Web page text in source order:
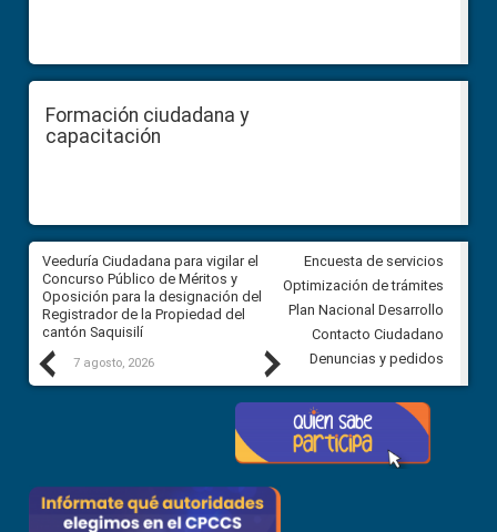
Formación ciudadana y
capacitación
Previous
Veeduría Ciudadana para vigilar el
Concurso Público de Méritos y
Oposición para la designación del
Registrador de la Propiedad del
cantón Saquisilí
7 agosto, 2026
Veeduría Ciudadana para
construcción del asfaltado de
Ballenita del cantón Santa
7 agosto, 2026
Next
Encuesta de servicios
Optimización de trámites
Plan Nacional Desarrollo
Contacto Ciudadano
Denuncias y pedidos